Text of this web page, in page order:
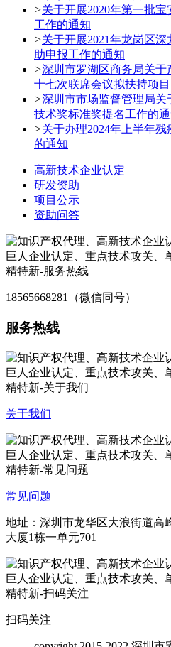
>关于开展2020年第一批
工作的通知
>关于开展2021年龙岗区
助申报工作的通知
>深圳市罗湖区商务局关于
十七次联席会议拟扶持项
>深圳市市场监督管理局关
技术奖标准奖提名工作的
>关于办理2024年上半年
的通知
高新技术企业认定
研发资助
项目公示
资助问答
18565668281（微信同号）
服务热线
关于我们
常见问题
地址：深圳市龙华区大浪街道高
大厦1栋一单元701
扫码关注